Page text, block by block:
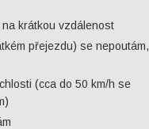
krátkou vzdálenost
přejezdu) se nepoutám,
(cca do 50 km/h se